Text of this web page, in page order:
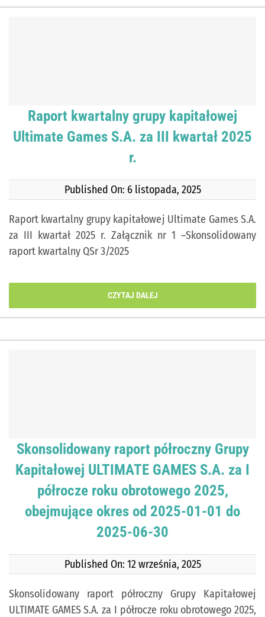
Raport kwartalny grupy kapitałowej
Ultimate Games S.A. za III kwartał 2025
r.
Published On: 6 listopada, 2025
Raport kwartalny grupy kapitałowej Ultimate Games S.A.
za III kwartał 2025 r. Załącznik nr 1 –Skonsolidowany
raport kwartalny QSr 3/2025
CZYTAJ DALEJ
Skonsolidowany raport półroczny Grupy
Kapitałowej ULTIMATE GAMES S.A. za I
półrocze roku obrotowego 2025,
obejmujące okres od 2025-01-01 do
2025-06-30
Published On: 12 września, 2025
Skonsolidowany raport półroczny Grupy Kapitałowej
ULTIMATE GAMES S.A. za I półrocze roku obrotowego 2025,